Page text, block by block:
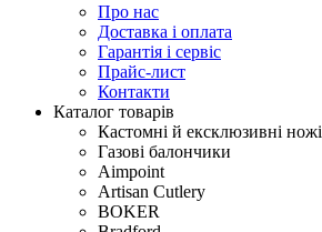
Про нас
Доставка і оплата
Гарантія і сервіс
Прайс-лист
Контакти
Каталог товарів
Кастомні й ексклюзивні ножі
Газові балончики
Aimpoint
Artisan Cutlery
BOKER